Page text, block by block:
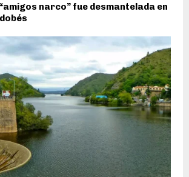
narco” fue desmantelada en